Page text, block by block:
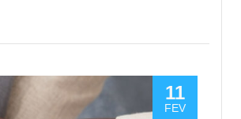
11
FEV